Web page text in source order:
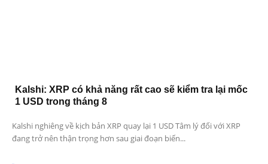
Kalshi: XRP có khả năng rất cao sẽ kiểm tra lại mốc
1 USD trong tháng 8
Kalshi nghiêng về kịch bản XRP quay lại 1 USD Tâm lý đối với XRP
đang trở nên thận trọng hơn sau giai đoạn biến...